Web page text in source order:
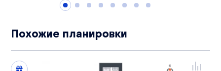
Похожие планировки